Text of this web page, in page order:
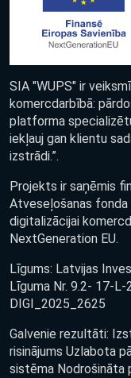
SIA "WUPS" ir
komercdarbībā:
platforma
iekļauj gan klientu
izstrādi.”.
Projekts ir saņēmis
Atveseļošanas
digitalizācijai
NextGeneration EU.
Līgums: Latvijas
Līguma Nr. 9.2- 17-
DIGI_2025_2625
Galvenie rezultāti:
risinājums Uzlabota
sistēma Nodrošināta